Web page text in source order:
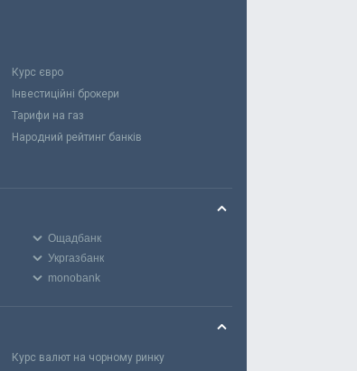
Курс євро
Інвестиційні брокери
Тарифи на газ
Народний рейтинг банків
Ощадбанк
Укргазбанк
monobank
Курс валют на чорному ринку